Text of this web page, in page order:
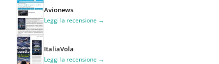
Avionews
Leggi la recensione →
ItaliaVola
Leggi la recensione →